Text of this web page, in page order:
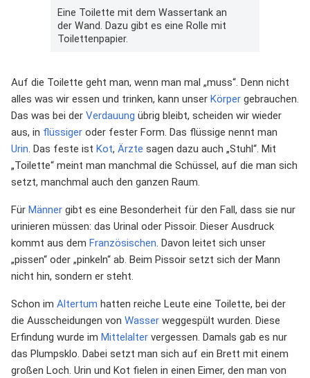
Eine Toilette mit dem Wassertank an
der Wand. Dazu gibt es eine Rolle mit
Toilettenpapier.
Auf die Toilette geht man, wenn man mal „muss“. Denn nicht
alles was wir essen und trinken, kann unser Körper gebrauchen.
Das was bei der Verdauung übrig bleibt, scheiden wir wieder
aus, in flüssiger oder fester Form. Das flüssige nennt man
Urin. Das feste ist Kot, Ärzte sagen dazu auch „Stuhl“. Mit
„Toilette“ meint man manchmal die Schüssel, auf die man sich
setzt, manchmal auch den ganzen Raum.
Für Männer gibt es eine Besonderheit für den Fall, dass sie nur
urinieren müssen: das Urinal oder Pissoir. Dieser Ausdruck
kommt aus dem Französischen. Davon leitet sich unser
„pissen“ oder „pinkeln“ ab. Beim Pissoir setzt sich der Mann
nicht hin, sondern er steht.
Schon im Altertum hatten reiche Leute eine Toilette, bei der
die Ausscheidungen von Wasser weggespült wurden. Diese
Erfindung wurde im Mittelalter vergessen. Damals gab es nur
das Plumpsklo. Dabei setzt man sich auf ein Brett mit einem
großen Loch. Urin und Kot fielen in einen Eimer, den man von